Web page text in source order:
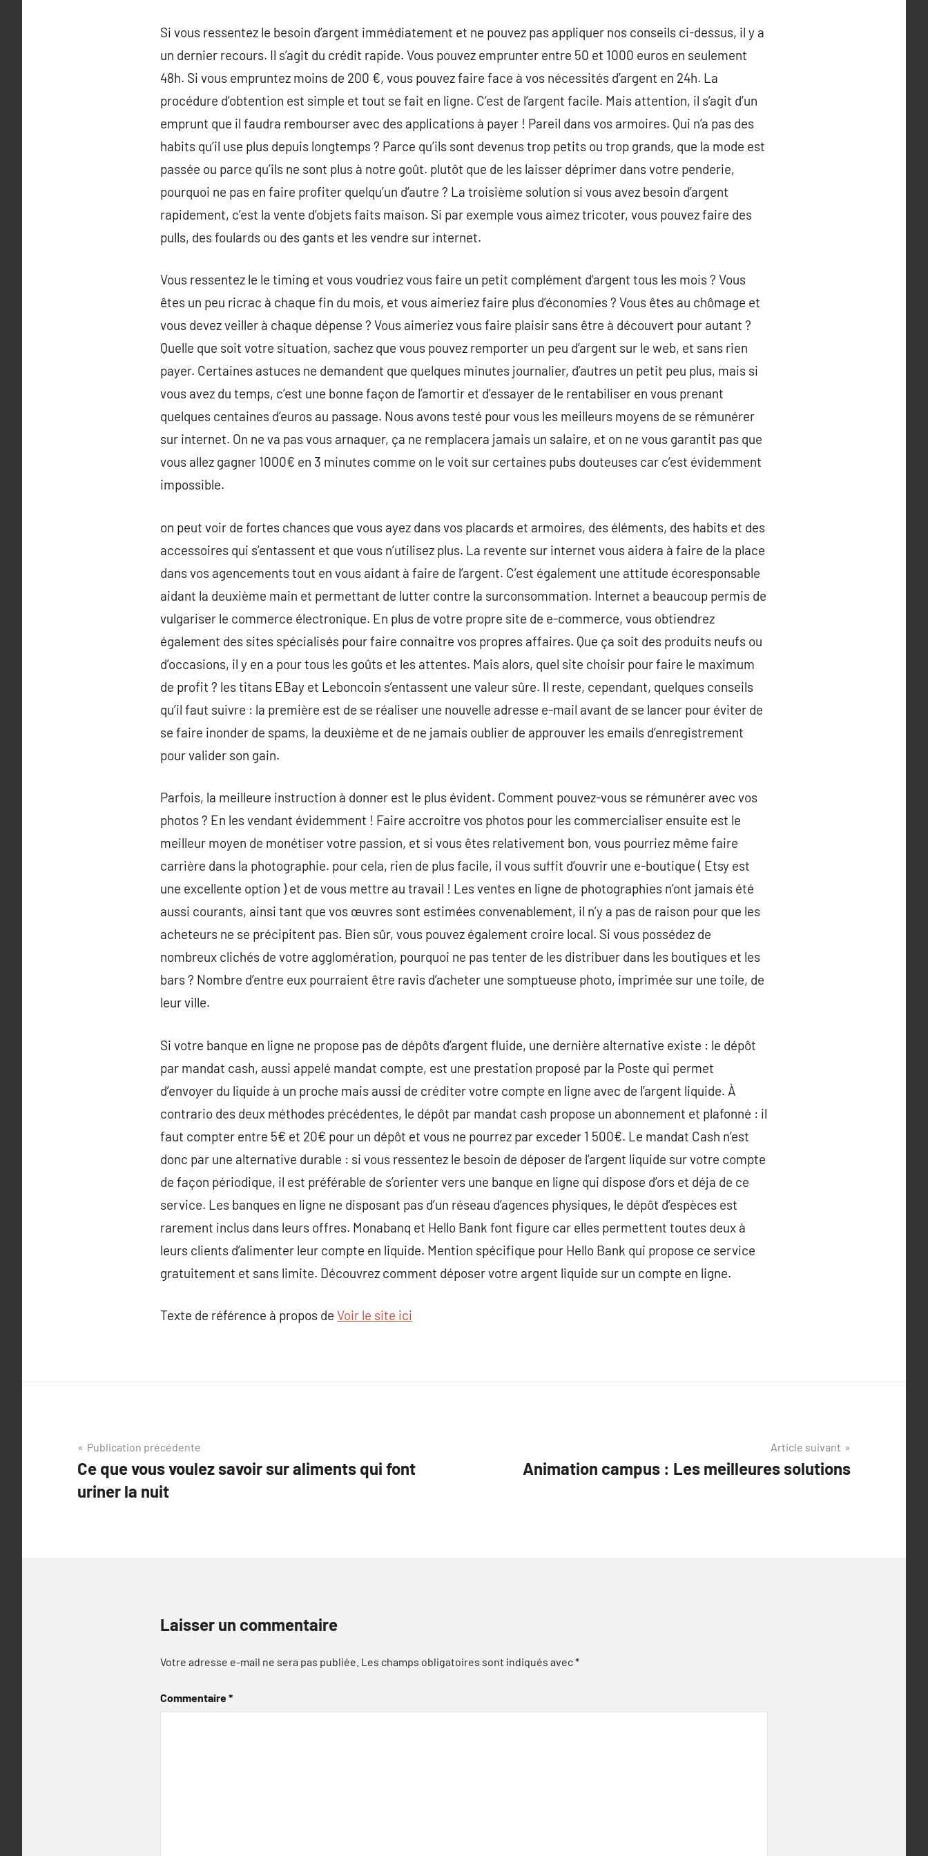
Si vous ressentez le besoin d’argent immédiatement et ne pouvez pas appliquer nos conseils ci-dessus, il y a
un dernier recours. Il s’agit du crédit rapide. Vous pouvez emprunter entre 50 et 1000 euros en seulement
48h. Si vous empruntez moins de 200 €, vous pouvez faire face à vos nécessités d’argent en 24h. La
procédure d’obtention est simple et tout se fait en ligne. C’est de l’argent facile. Mais attention, il s’agit d’un
emprunt que il faudra rembourser avec des applications à payer ! Pareil dans vos armoires. Qui n’a pas des
habits qu’il use plus depuis longtemps ? Parce qu’ils sont devenus trop petits ou trop grands, que la mode est
passée ou parce qu’ils ne sont plus à notre goût. plutôt que de les laisser déprimer dans votre penderie,
pourquoi ne pas en faire profiter quelqu’un d’autre ? La troisième solution si vous avez besoin d’argent
rapidement, c’est la vente d’objets faits maison. Si par exemple vous aimez tricoter, vous pouvez faire des
pulls, des foulards ou des gants et les vendre sur internet.
Vous ressentez le le timing et vous voudriez vous faire un petit complément d’argent tous les mois ? Vous
êtes un peu ricrac à chaque fin du mois, et vous aimeriez faire plus d’économies ? Vous êtes au chômage et
vous devez veiller à chaque dépense ? Vous aimeriez vous faire plaisir sans être à découvert pour autant ?
Quelle que soit votre situation, sachez que vous pouvez remporter un peu d’argent sur le web, et sans rien
payer. Certaines astuces ne demandent que quelques minutes journalier, d’autres un petit peu plus, mais si
vous avez du temps, c’est une bonne façon de l’amortir et d’essayer de le rentabiliser en vous prenant
quelques centaines d’euros au passage. Nous avons testé pour vous les meilleurs moyens de se rémunérer
sur internet. On ne va pas vous arnaquer, ça ne remplacera jamais un salaire, et on ne vous garantit pas que
vous allez gagner 1000€ en 3 minutes comme on le voit sur certaines pubs douteuses car c’est évidemment
impossible.
on peut voir de fortes chances que vous ayez dans vos placards et armoires, des éléments, des habits et des
accessoires qui s’entassent et que vous n’utilisez plus. La revente sur internet vous aidera à faire de la place
dans vos agencements tout en vous aidant à faire de l’argent. C’est également une attitude écoresponsable
aidant la deuxième main et permettant de lutter contre la surconsommation. Internet a beaucoup permis de
vulgariser le commerce électronique. En plus de votre propre site de e-commerce, vous obtiendrez
également des sites spécialisés pour faire connaitre vos propres affaires. Que ça soit des produits neufs ou
d’occasions, il y en a pour tous les goûts et les attentes. Mais alors, quel site choisir pour faire le maximum
de profit ? les titans EBay et Leboncoin s’entassent une valeur sûre. Il reste, cependant, quelques conseils
qu’il faut suivre : la première est de se réaliser une nouvelle adresse e-mail avant de se lancer pour éviter de
se faire inonder de spams, la deuxième et de ne jamais oublier de approuver les emails d’enregistrement
pour valider son gain.
Parfois, la meilleure instruction à donner est le plus évident. Comment pouvez-vous se rémunérer avec vos
photos ? En les vendant évidemment ! Faire accroitre vos photos pour les commercialiser ensuite est le
meilleur moyen de monétiser votre passion, et si vous êtes relativement bon, vous pourriez même faire
carrière dans la photographie. pour cela, rien de plus facile, il vous suffit d’ouvrir une e-boutique ( Etsy est
une excellente option ) et de vous mettre au travail ! Les ventes en ligne de photographies n’ont jamais été
aussi courants, ainsi tant que vos œuvres sont estimées convenablement, il n’y a pas de raison pour que les
acheteurs ne se précipitent pas. Bien sûr, vous pouvez également croire local. Si vous possédez de
nombreux clichés de votre agglomération, pourquoi ne pas tenter de les distribuer dans les boutiques et les
bars ? Nombre d’entre eux pourraient être ravis d’acheter une somptueuse photo, imprimée sur une toile, de
leur ville.
Si votre banque en ligne ne propose pas de dépôts d’argent fluide, une dernière alternative existe : le dépôt
par mandat cash, aussi appelé mandat compte, est une prestation proposé par la Poste qui permet
d’envoyer du liquide à un proche mais aussi de créditer votre compte en ligne avec de l’argent liquide. À
contrario des deux méthodes précédentes, le dépôt par mandat cash propose un abonnement et plafonné : il
faut compter entre 5€ et 20€ pour un dépôt et vous ne pourrez par exceder 1 500€. Le mandat Cash n’est
donc par une alternative durable : si vous ressentez le besoin de déposer de l’argent liquide sur votre compte
de façon périodique, il est préférable de s’orienter vers une banque en ligne qui dispose d’ors et déja de ce
service. Les banques en ligne ne disposant pas d’un réseau d’agences physiques, le dépôt d’espèces est
rarement inclus dans leurs offres. Monabanq et Hello Bank font figure car elles permettent toutes deux à
leurs clients d’alimenter leur compte en liquide. Mention spécifique pour Hello Bank qui propose ce service
gratuitement et sans limite. Découvrez comment déposer votre argent liquide sur un compte en ligne.
Texte de référence à propos de Voir le site ici
Navigation
de
l’article
Publication précédente
Ce que vous voulez savoir sur aliments qui font
uriner la nuit
Article suivant
Animation campus : Les meilleures solutions
Laisser un commentaire
Votre adresse e-mail ne sera pas publiée. Les champs obligatoires sont indiqués avec*
Commentaire*